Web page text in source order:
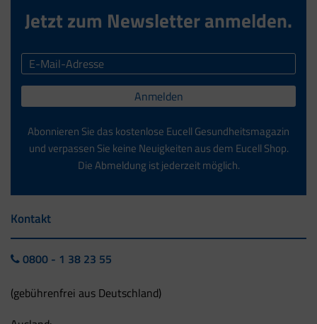
Jetzt zum Newsletter anmelden.
Anmelden
Abonnieren Sie das kostenlose Eucell Gesundheitsmagazin
und verpassen Sie keine Neuigkeiten aus dem Eucell Shop.
Die Abmeldung ist jederzeit möglich.
Kontakt
0800 - 1 38 23 55
(gebührenfrei aus Deutschland)